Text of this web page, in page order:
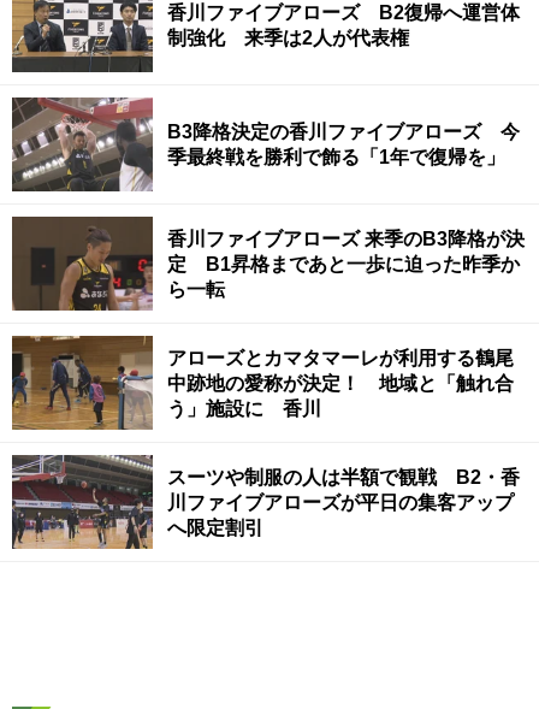
香川ファイブアローズ B2復帰へ運営体
制強化 来季は2人が代表権
B3降格決定の香川ファイブアローズ 今
季最終戦を勝利で飾る「1年で復帰を」
香川ファイブアローズ 来季のB3降格が決
定 B1昇格まであと一歩に迫った昨季か
ら一転
アローズとカマタマーレが利用する鶴尾
中跡地の愛称が決定！ 地域と「触れ合
う」施設に 香川
スーツや制服の人は半額で観戦 B2・香
川ファイブアローズが平日の集客アップ
へ限定割引